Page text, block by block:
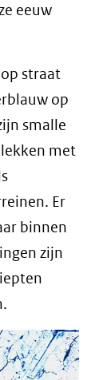
eeuw
straat
op
smalle
met
Er
binnen
zijn